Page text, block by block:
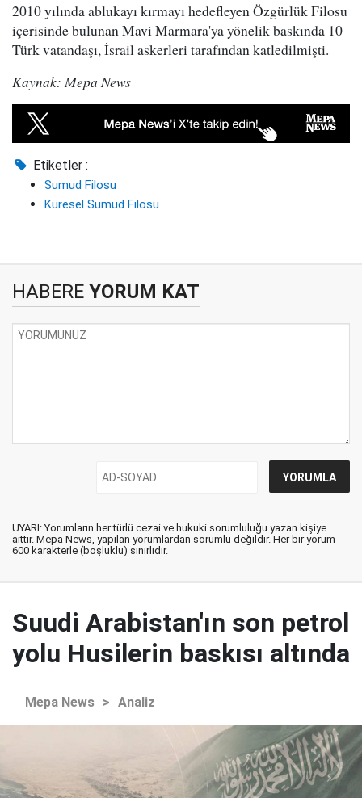
2010 yılında ablukayı kırmayı hedefleyen Özgürlük Filosu
içerisinde bulunan Mavi Marmara'ya yönelik baskında 10
Türk vatandaşı, İsrail askerleri tarafından katledilmişti.
Kaynak: Mepa News
Etiketler :
Sumud Filosu
Küresel Sumud Filosu
HABERE YORUM KAT
UYARI: Yorumların her türlü cezai ve hukuki sorumluluğu yazan kişiye
aittir. Mepa News, yapılan yorumlardan sorumlu değildir. Her bir yorum
600 karakterle (boşluklu) sınırlıdır.
Suudi Arabistan'ın son petrol
yolu Husilerin baskısı altında
Mepa News > Analiz